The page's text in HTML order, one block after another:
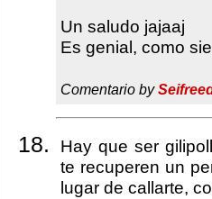
Un saludo jajaaj
Es genial, como
Comentario by
Hay que ser
te recuperen un
lugar de callarte,